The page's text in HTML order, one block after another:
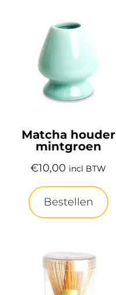
Matcha houder
mintgroen
€10,00 incl BTW
Bestellen